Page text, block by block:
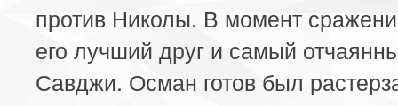
против Николы. В момент
его лучший друг и самый
Савджи. Осман готов был